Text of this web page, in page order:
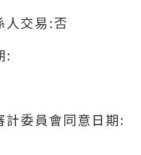
人交易:否
:
委員會同意日期: